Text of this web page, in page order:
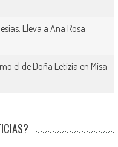
Lleva a Ana Rosa
el de Doña Letizia en Misa